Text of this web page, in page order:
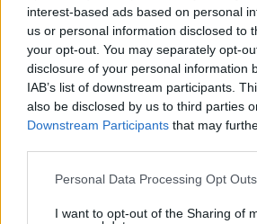
interest-based ads based on personal
us or personal information disclosed to
your opt-out. You may separately opt-
disclosure of your personal information
IAB’s list of downstream participants.
also be disclosed by us to third parties
Downstream Participants that may
Please note that this website/app uses
not limited to your visit or usage
Personal Data Processing Opt Outs
I want to opt-out of the Sharing of
ζωή: «Οι άνθρωποι δεν